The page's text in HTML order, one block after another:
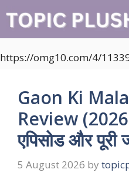
content
https://omg10.com/4/
Gaon Ki
Review
एपिसोड और पूरी
5 August 2026 by